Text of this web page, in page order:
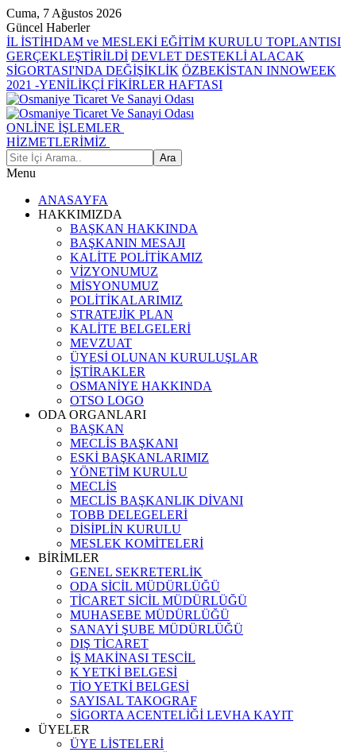
Cuma, 7 Ağustos 2026
Güncel Haberler
İL İSTİHDAM ve MESLEKİ EĞİTİM KURULU TOPLANTISI
GERÇEKLEŞTİRİLDİ DEVLET DESTEKLİ ALACAK
SİGORTASI'NDA DEĞİŞİKLİK ÖZBEKİSTAN INNOWEEK
2021 -YENİLİKÇİ FİKİRLER HAFTASI
ONLİNE İŞLEMLER
HİZMETLERİMİZ
Menu
ANASAYFA
HAKKIMIZDA
BAŞKAN HAKKINDA
BAŞKANIN MESAJI
KALİTE POLİTİKAMIZ
VİZYONUMUZ
MİSYONUMUZ
POLİTİKALARIMIZ
STRATEJİK PLAN
KALİTE BELGELERİ
MEVZUAT
ÜYESİ OLUNAN KURULUŞLAR
İŞTİRAKLER
OSMANİYE HAKKINDA
OTSO LOGO
ODA ORGANLARI
BAŞKAN
MECLİS BAŞKANI
ESKİ BAŞKANLARIMIZ
YÖNETİM KURULU
MECLİS
MECLİS BAŞKANLIK DİVANI
TOBB DELEGELERİ
DİSİPLİN KURULU
MESLEK KOMİTELERİ
BİRİMLER
GENEL SEKRETERLİK
ODA SİCİL MÜDÜRLÜĞÜ
TİCARET SİCİL MÜDÜRLÜĞÜ
MUHASEBE MÜDÜRLÜĞÜ
SANAYİ ŞUBE MÜDÜRLÜĞÜ
DIŞ TİCARET
İŞ MAKİNASI TESCİL
K YETKİ BELGESİ
TİO YETKİ BELGESİ
SAYISAL TAKOGRAF
SİGORTA ACENTELİĞİ LEVHA KAYIT
ÜYELER
ÜYE LİSTELERİ